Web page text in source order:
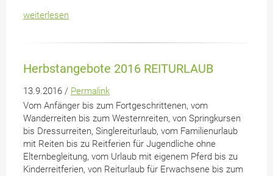
weiterlesen
Herbstangebote 2016 REITURLAUB
13.9.2016 / Permalink
Vom Anfänger bis zum Fortgeschrittenen, vom
Wanderreiten bis zum Westernreiten, von Springkursen
bis Dressurreiten, Singlereiturlaub, vom Familienurlaub
mit Reiten bis zu Reitferien für Jugendliche ohne
Elternbegleitung, vom Urlaub mit eigenem Pferd bis zu
Kinderreitferien, von Reiturlaub für Erwachsene bis zum